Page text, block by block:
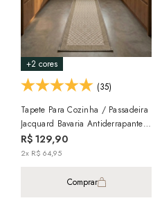
+2 cores
(35)
Tapete Para Cozinha / Passadeira
Jacquard Bavaria Antiderrapante
45cm X 1,20m
R$ 129,90
2x R$ 64,95
Comprar